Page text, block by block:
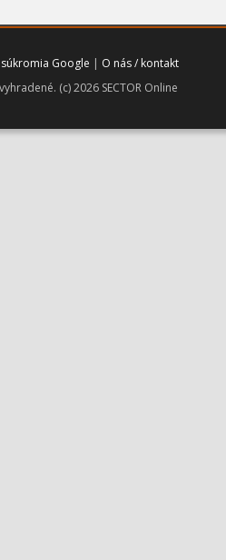
Google | O nás / kontakt
(c) 2026 SECTOR Online